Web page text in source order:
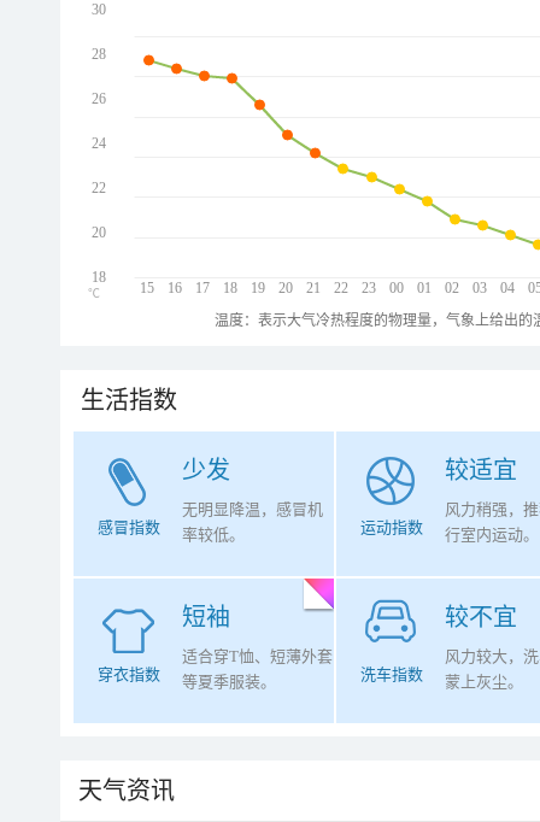
15 16 17 18 19 20 21 22 23 00 01 02 03 04
30
28
26
24
22
20
18
℃
温度：表示大气冷热程度的物理量，气象上给出
生活指数
少发
感冒指数
无明显降温，感冒机
率较低。
较适宜
运动指数
风力稍强，
行室内运动。
短袖
穿衣指数
适合穿T恤、短薄外套
等夏季服装。
较不宜
洗车指数
风力较大，
蒙上灰尘。
天气资讯